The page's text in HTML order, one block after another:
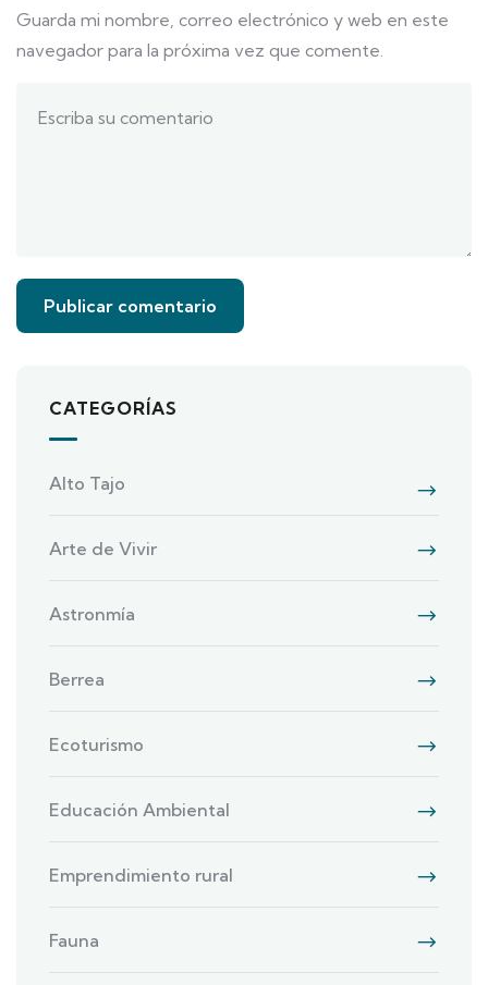
Guarda mi nombre, correo electrónico y web en este
navegador para la próxima vez que comente.
CATEGORÍAS
Alto Tajo
Arte de Vivir
Astronmía
Berrea
Ecoturismo
Educación Ambiental
Emprendimiento rural
Fauna